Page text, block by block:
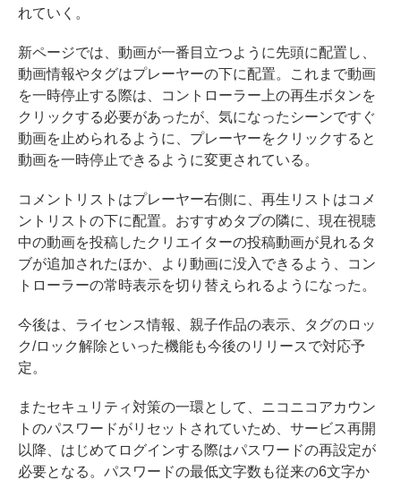
れていく。
新ページでは、動画が一番目立つように先頭に配置し、
動画情報やタグはプレーヤーの下に配置。これまで動画
を一時停止する際は、コントローラー上の再生ボタンを
クリックする必要があったが、気になったシーンですぐ
動画を止められるように、プレーヤーをクリックすると
動画を一時停止できるように変更されている。
コメントリストはプレーヤー右側に、再生リストはコメ
ントリストの下に配置。おすすめタブの隣に、現在視聴
中の動画を投稿したクリエイターの投稿動画が見れるタ
ブが追加されたほか、より動画に没入できるよう、コン
トローラーの常時表示を切り替えられるようになった。
今後は、ライセンス情報、親子作品の表示、タグのロッ
ク/ロック解除といった機能も今後のリリースで対応予
定。
またセキュリティ対策の一環として、ニコニコアカウン
トのパスワードがリセットされていため、サービス再開
以降、はじめてログインする際はパスワードの再設定が
必要となる。パスワードの最低文字数も従来の6文字か